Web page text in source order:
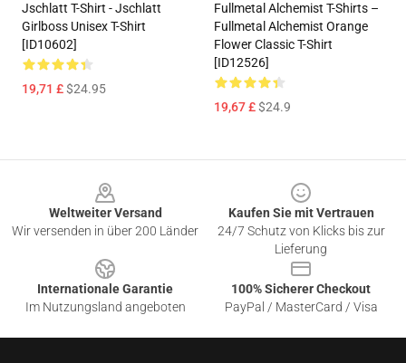
Jschlatt T-Shirt - Jschlatt
Girlboss Unisex T-Shirt
[ID10602]
19,71 £$24.95
Fullmetal Alchemist T-Shirts –
Fullmetal Alchemist Orange
Flower Classic T-Shirt
[ID12526]
19,67 £$24.9
Weltweiter Versand
Wir versenden in über 200 Länder
Kaufen Sie mit Vertrauen
24/7 Schutz von Klicks bis zur
Lieferung
Internationale Garantie
Im Nutzungsland angeboten
100% Sicherer Checkout
PayPal / MasterCard / Visa